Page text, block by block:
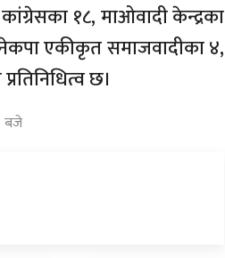
१८, माओवादी केन्द्रका
एकीकृत समाजवादीका ४,
छ।
बजे